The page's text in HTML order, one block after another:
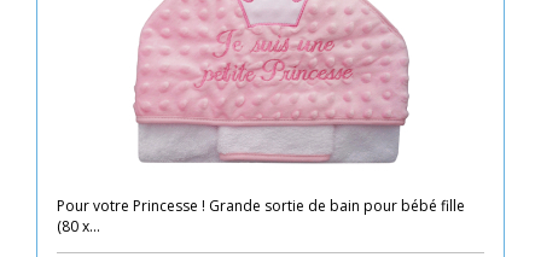
Pour votre Princesse ! Grande sortie de bain pour bébé fille
(80 x...